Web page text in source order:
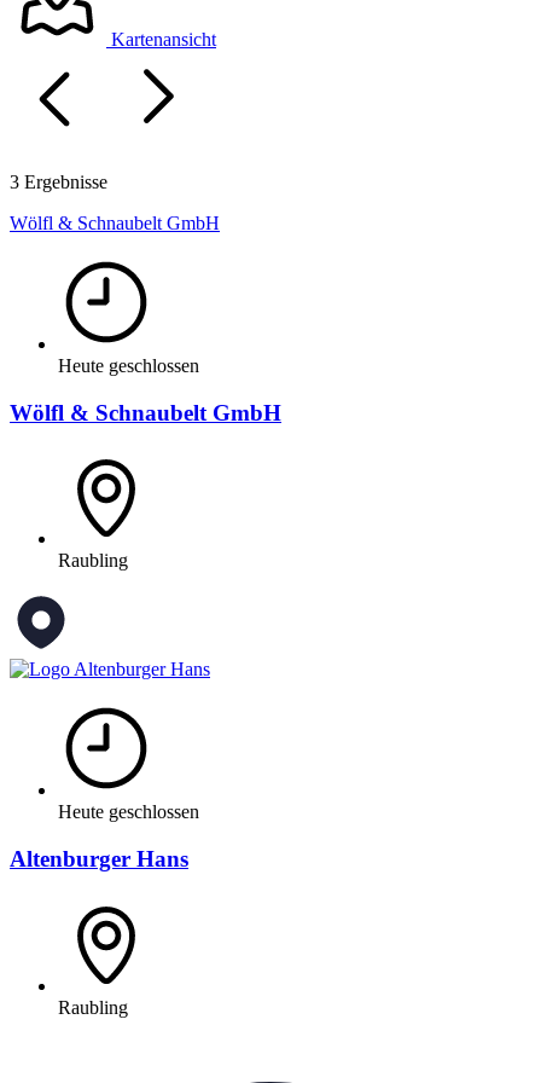
Kartenansicht
3 Ergebnisse
Wölfl & Schnaubelt GmbH
Heute geschlossen
Wölfl & Schnaubelt GmbH
Raubling
Heute geschlossen
Altenburger Hans
Raubling